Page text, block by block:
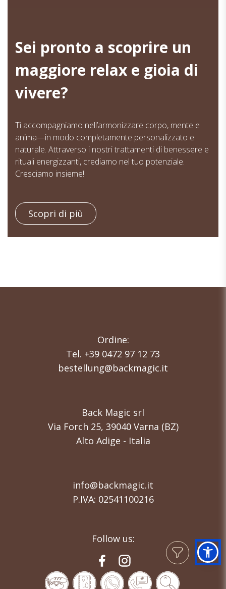
Sei pronto a scoprire un
maggiore relax e gioia di
vivere?
Ti accompagniamo nell’armonizzare corpo, mente e
anima—in modo completamente personalizzato e
naturale. Attraverso i nostri trattamenti di benessere e
rituali energizzanti, crediamo nel tuo potenziale.
Cresciamo insieme!
Scopri di più
Ordine:
Tel. +39 0472 97 12 73
bestellung@backmagic.it
Back Magic srl
Via Forch 25, 39040 Varna (BZ)
Alto Adige - Italia
info@backmagic.it
P.IVA: 02541100216
Follow us: